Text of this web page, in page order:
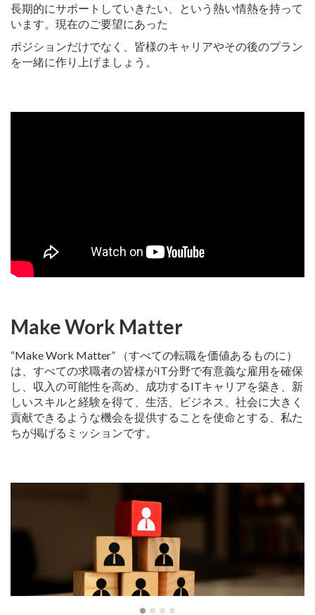
長期的にサポートしていきたい、という熱い情熱を持って
います。現在のご要望にあった
ポジションだけでなく、皆様のキャリアやその後のプラン
を一緒に作り上げましょう。
Make Work Matter
“Make Work Matter” （すべての転職を価値あるものに）
は、すべての求職者の皆様がIT分野で有意義な雇用を確保
し、収入の可能性を高め、成功するITキャリアを築き、新
しいスキルと経験を得て、生活、ビジネス、社会に大きく
貢献できるような機会を提供することを使命とする、私た
ちが掲げるミッションです。